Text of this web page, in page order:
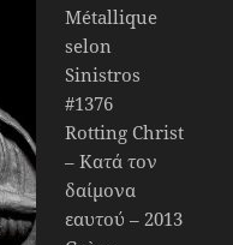
Métallique
selon
Sinistros
#1376
Rotting Christ
– Κατά τον
δαίμονα
εαυτού – 2013